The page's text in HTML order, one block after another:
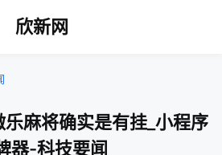
欣新网
麻将确实是有挂_小程序
器-科技要闻